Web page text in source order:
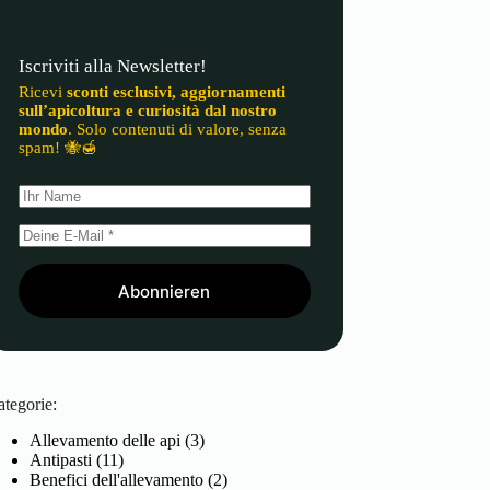
Iscriviti alla Newsletter!
Ricevisconti esclusivi, aggiornamenti
sull’apicoltura e curiosità dal nostro
mondo. Solo contenuti di valore, senza
spam! 🐝🍯
Abonnieren
Allevamento delle api (3)
Antipasti (11)
Benefici dell'allevamento (2)